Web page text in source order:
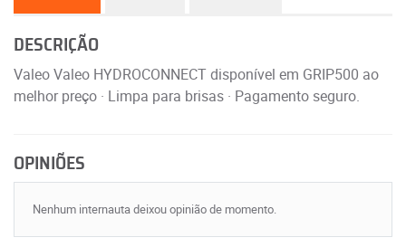
DESCRIÇÃO
Valeo Valeo HYDROCONNECT disponível em GRIP500 ao
melhor preço · Limpa para brisas · Pagamento seguro.
OPINIÕES
Nenhum internauta deixou opinião de momento.